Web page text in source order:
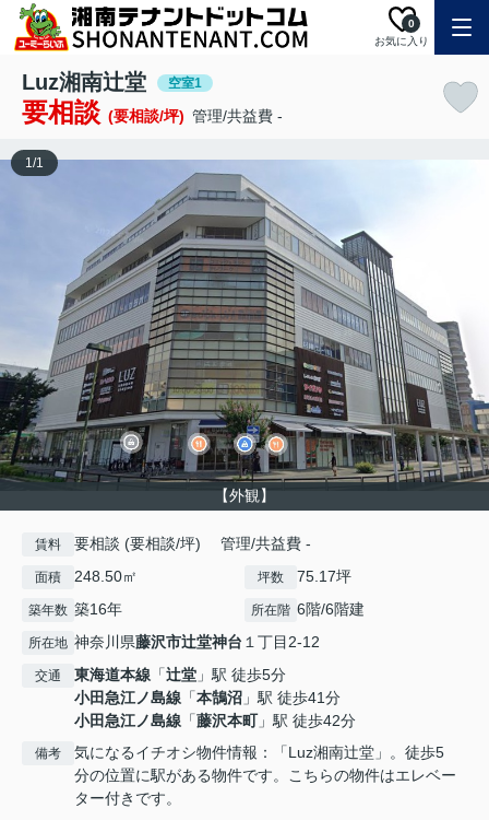
お気に入り
0
Luz湘南辻堂 空室1
要相談 (要相談/坪) 管理/共益費 -
【外観】
1/1
賃料 要相談 (要相談/坪) 管理/共益費 -
面積 248.50㎡ 坪数 75.17坪
築年数 築16年 所在階 6階/6階建
所在地 神奈川県藤沢市辻堂神台 １丁目2-12
交通 東海道本線 「辻堂 」駅 徒歩5分
小田急江ノ島線 「本鵠沼 」駅 徒歩41分
小田急江ノ島線 「藤沢本町」駅 徒歩42分
備考
気になるイチオシ物件情報：「Luz湘南辻堂」。徒歩5
分の位置に駅がある物件です。こちらの物件はエレベー
ター付きです。